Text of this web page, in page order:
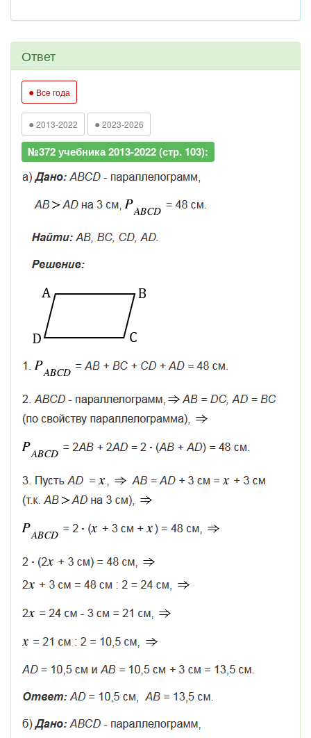
Ответ
● Все года
● 2013-2022 ● 2023-2026
№372 учебника 2013-2022 (стр. 103):